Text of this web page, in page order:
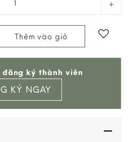
Thêm vào giỏ
wishlist
đăng ký thành viên
KÝ NGAY